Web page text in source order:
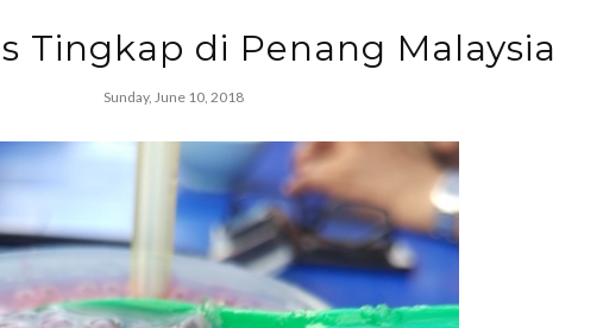
Tingkap di Penang Malaysia
Sunday, June 10, 2018